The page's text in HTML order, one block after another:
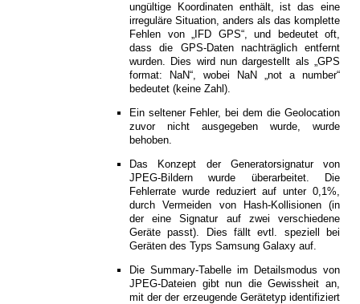
ungültige Koordinaten enthält, ist das eine
irreguläre Situation, anders als das komplette
Fehlen von „IFD GPS“, und bedeutet oft,
dass die GPS-Daten nachträglich entfernt
wurden. Dies wird nun dargestellt als „GPS
format: NaN“, wobei NaN „not a number“
bedeutet (keine Zahl).
Ein seltener Fehler, bei dem die Geolocation
zuvor nicht ausgegeben wurde, wurde
behoben.
Das Konzept der Generatorsignatur von
JPEG-Bildern wurde überarbeitet. Die
Fehlerrate wurde reduziert auf unter 0,1%,
durch Vermeiden von Hash-Kollisionen (in
der eine Signatur auf zwei verschiedene
Geräte passt). Dies fällt evtl. speziell bei
Geräten des Typs Samsung Galaxy auf.
Die Summary-Tabelle im Detailsmodus von
JPEG-Dateien gibt nun die Gewissheit an,
mit der der erzeugende Gerätetyp identifiziert